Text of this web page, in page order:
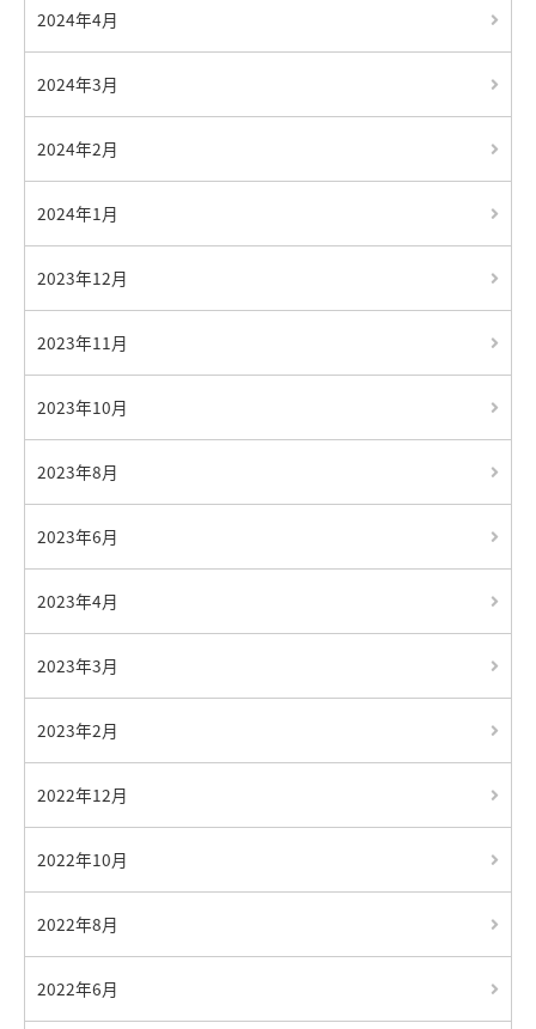
2024年4月
2024年3月
2024年2月
2024年1月
2023年12月
2023年11月
2023年10月
2023年8月
2023年6月
2023年4月
2023年3月
2023年2月
2022年12月
2022年10月
2022年8月
2022年6月